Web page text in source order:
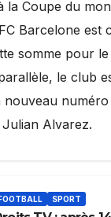
la Coupe du
Barcelone est
somme pour
le club
Alvarez.
SPORT